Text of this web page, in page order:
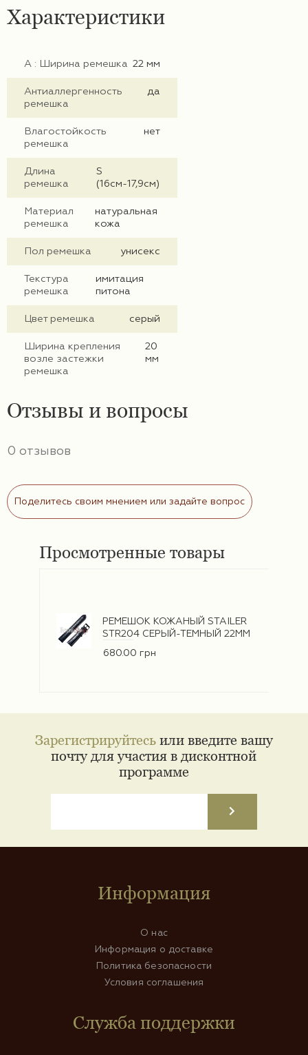
Характеристики
А : Ширина ремешка 22 мм
Антиаллергенность
ремешка
да
Влагостойкость
ремешка
нет
Длина
ремешка
S
(16см-17,9см)
Материал
ремешка
натуральная
кожа
Пол ремешка унисекс
Текстура
ремешка
имитация
питона
Цвет ремешка серый
Ширина крепления
возле застежки
ремешка
20
мм
Отзывы и вопросы
0 отзывов
Поделитесь своим мнением или задайте вопрос
Просмотренные товары
РЕМЕШОК КОЖАНЫЙ STAILER
STR204 СЕРЫЙ-ТЕМНЫЙ 22ММ
680.00 грн
Зарегистрируйтесьили введите вашу
почту для участия в дисконтной
программе
Информация
О нас
Информация о доставке
Политика безопасности
Условия соглашения
Служба поддержки